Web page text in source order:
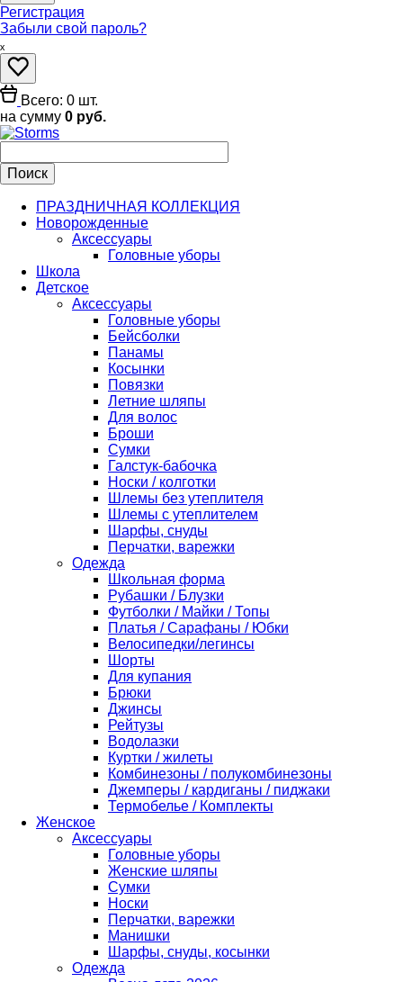
Регистрация
Забыли свой пароль?
ₓ
Всего: 0 шт.
на сумму 0 руб.
ПРАЗДНИЧНАЯ КОЛЛЕКЦИЯ
Новорожденные
Аксессуары
Головные уборы
Школа
Детское
Аксессуары
Головные уборы
Бейсболки
Панамы
Косынки
Повязки
Летние шляпы
Для волос
Броши
Сумки
Галстук-бабочка
Носки / колготки
Шлемы без утеплителя
Шлемы с утеплителем
Шарфы, снуды
Перчатки, варежки
Одежда
Школьная форма
Рубашки / Блузки
Футболки / Майки / Топы
Платья / Сарафаны / Юбки
Велосипедки/легинсы
Шорты
Для купания
Брюки
Джинсы
Рейтузы
Водолазки
Куртки / жилеты
Комбинезоны / полукомбинезоны
Джемперы / кардиганы / пиджаки
Термобелье / Комплекты
Женское
Аксессуары
Головные уборы
Женские шляпы
Сумки
Носки
Перчатки, варежки
Манишки
Шарфы, снуды, косынки
Одежда